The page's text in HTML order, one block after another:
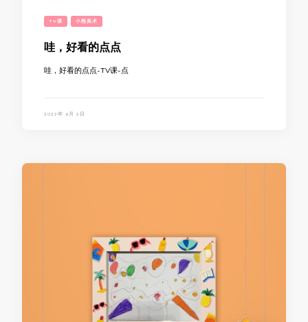
TV课 小熊美术
哇，好看的点点
哇，好看的点点-TV课-点
2022年 9月 2日